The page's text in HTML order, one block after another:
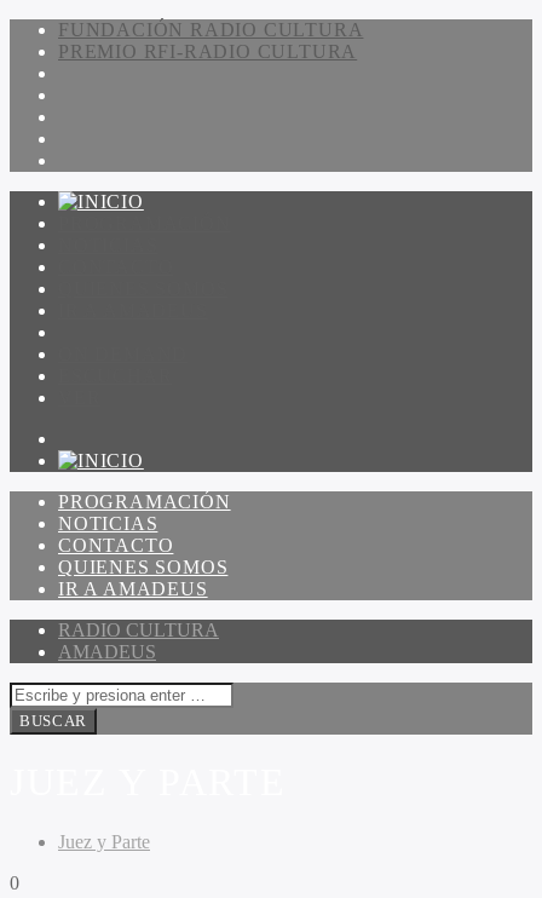
FUNDACIÓN RADIO CULTURA
PREMIO RFI-RADIO CULTURA
PROGRAMACIÓN
NOTICIAS
CONTACTO
QUIENES SOMOS
IR A AMADEUS
RADIO CULTURA
AMADEUS
Juez y Parte
0